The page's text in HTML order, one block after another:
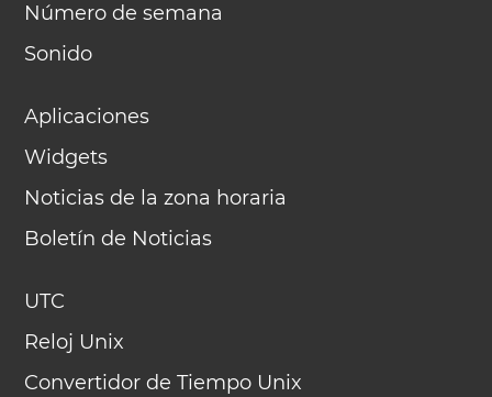
Número de semana
Sonido
Aplicaciones
Widgets
Noticias de la zona horaria
Boletín de Noticias
UTC
Reloj Unix
Convertidor de Tiempo Unix